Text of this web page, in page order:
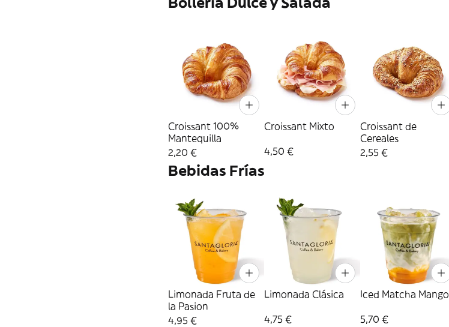
Croissant 100%
Mantequilla
2,20 €
Croissant Mixto
4,50 €
Croissant de
Cereales
2,55 €
Bebidas Frías
Limonada Fruta de
la Pasion
4,95 €
Limonada Clásica
4,75 €
Iced Matcha Mango
5,70 €